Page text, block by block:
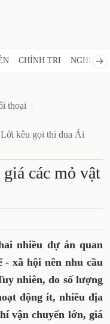
CHÍNH TRỊ NGHỊ
Đối thoại
ra Lời kêu gọi thi
giá các
khai nhiều dự
triển kinh tế -
vật liệu san lấp
mỏ đất san
ít, nhiều địa